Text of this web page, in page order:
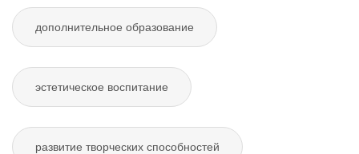
дополнительное образование
эстетическое воспитание
развитие творческих способностей